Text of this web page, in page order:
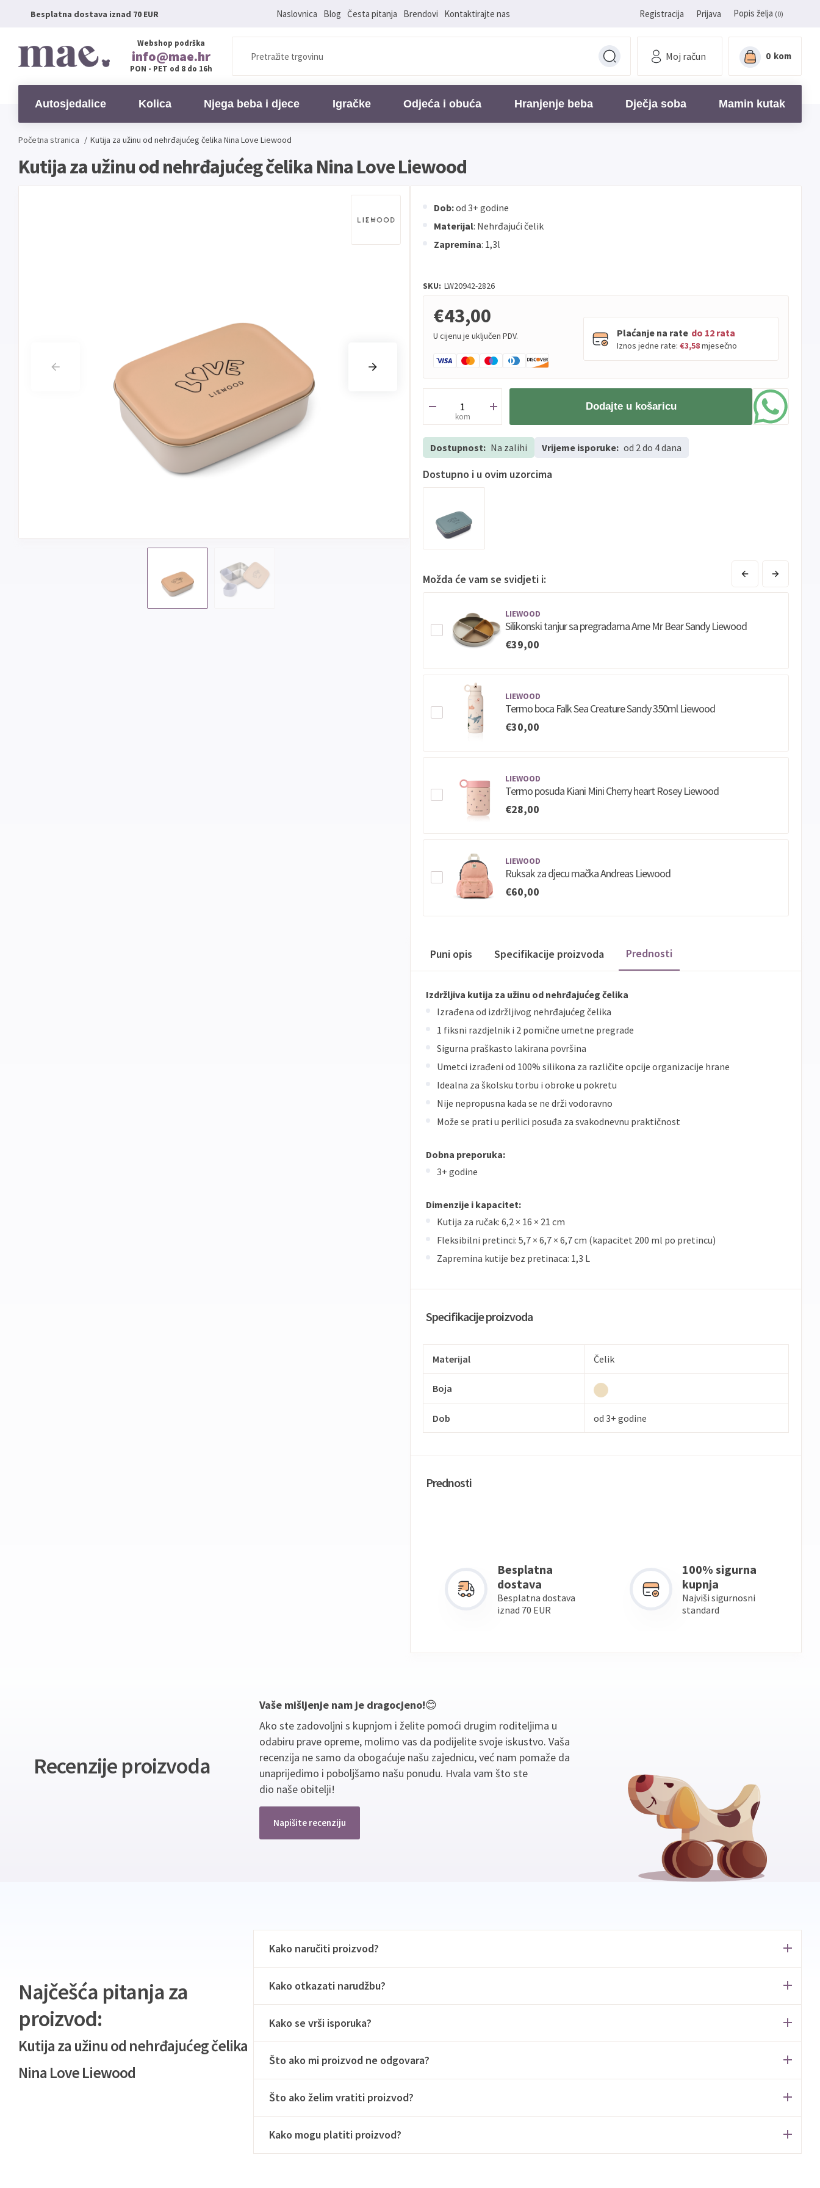
Besplatna dostava iznad 70 EUR Naslovnica Blog Česta pitanja Brendovi Kontaktirajte nas Registracija Prijava Popis želja (0)
Webshop podrška
info@mae.hr
PON - PET od 8 do 16h
Moj račun 0 kom
Autosjedalice Kolica Njega beba i djece Igračke Odjeća i obuća Hranjenje beba Dječja soba Mamin kutak
Početna stranica / Kutija za užinu od nehrđajućeg čelika Nina Love Liewood
Kutija za užinu od nehrđajućeg čelika Nina Love Liewood
Dob:od 3+ godine
Materijal: Nehrđajući čelik
Zapremina: 1,3l
SKU: LW20942-2826
€43,00
U cijenu je uključen PDV. Plaćanje na rate do 12 rata
Iznos jedne rate: €3,58mjesečno
PBZ Visa do12rata
PBZ
Visa
rata
Erste
Maestro
kom
Dodajte u košaricu
Dostupnost: Na zalihi Vrijeme isporuke: od 2 do 4 dana
Dostupno i u ovim uzorcima
Možda će vam se svidjeti i:
LIEWOOD
Silikonski tanjur sa pregradama Arne Mr Bear Sandy Liewood
€39,00
LIEWOOD
Termo boca Falk Sea Creature Sandy 350ml Liewood
€30,00
LIEWOOD
Termo posuda Kiani Mini Cherry heart Rosey Liewood
€28,00
LIEWOOD
Ruksak za djecu mačka Andreas Liewood
€60,00
Puni opis Specifikacije proizvoda Prednosti
Izdržljiva kutija za užinu od nehrđajućeg čelika
Izrađena od izdržljivog nehrđajućeg čelika
1 fiksni razdjelnik i 2 pomične umetne pregrade
Sigurna praškasto lakirana površina
Umetci izrađeni od 100% silikona za različite opcije organizacije hrane
Idealna za školsku torbu i obroke u pokretu
Nije nepropusna kada se ne drži vodoravno
Može se prati u perilici posuđa za svakodnevnu praktičnost
Dobna preporuka:
3+ godine
Dimenzije i kapacitet:
Kutija za ručak: 6,2 × 16 × 21 cm
Fleksibilni pretinci: 5,7 × 6,7 × 6,7 cm (kapacitet 200 ml po pretincu)
Zapremina kutije bez pretinaca: 1,3 L
Specifikacije proizvoda
Materijal Čelik
Boja
Dob od 3+ godine
Prednosti
Besplatna
dostava
Besplatna dostava
iznad 70 EUR
100% sigurna
kupnja
Najviši sigurnosni
standard
Recenzije proizvoda
Vaše mišljenje nam je dragocjeno!😊
Ako ste zadovoljni s kupnjom i želite pomoći drugim roditeljima u
odabiru prave opreme, molimo vas da podijelite svoje iskustvo. Vaša
recenzija ne samo da obogaćuje našu zajednicu, već nam pomaže da
unaprijedimo i poboljšamo našu ponudu. Hvala vam što ste
dio naše obitelji!
Napišite recenziju
Najčešća pitanja za
proizvod:
Kutija za užinu od nehrđajućeg čelika
Nina Love Liewood
Kako naručiti proizvod?
Kako otkazati narudžbu?
Kako se vrši isporuka?
Što ako mi proizvod ne odgovara?
Što ako želim vratiti proizvod?
Kako mogu platiti proizvod?